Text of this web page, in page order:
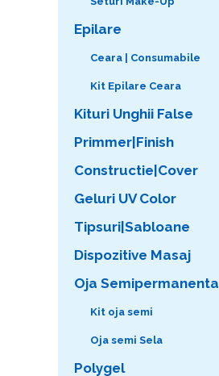
Epilare
Ceara | Consumabile
Kit Epilare Ceara
Kituri Unghii False
Primmer|Finish
Constructie|Cover
Geluri UV Color
Tipsuri|Sabloane
Dispozitive Masaj
Oja Semipermanenta
Kit oja semi
Oja semi Sela
Polygel